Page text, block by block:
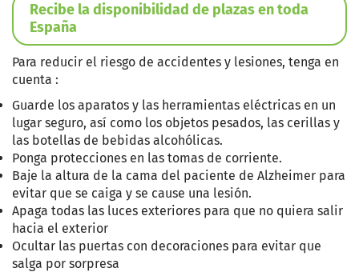
Recibe la disponibilidad de plazas en toda
España
Para reducir el riesgo de accidentes y lesiones, tenga en
cuenta :
Guarde los aparatos y las herramientas eléctricas en un
lugar seguro, así como los objetos pesados, las cerillas y
las botellas de bebidas alcohólicas.
Ponga protecciones en las tomas de corriente.
Baje la altura de la cama del paciente de Alzheimer para
evitar que se caiga y se cause una lesión.
Apaga todas las luces exteriores para que no quiera salir
hacia el exterior
Ocultar las puertas con decoraciones para evitar que
salga por sorpresa